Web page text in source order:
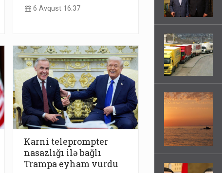
6 Avqust 16:37
Karni teleprompter
nasazlığı ilə bağlı
Trampa eyham vurdu